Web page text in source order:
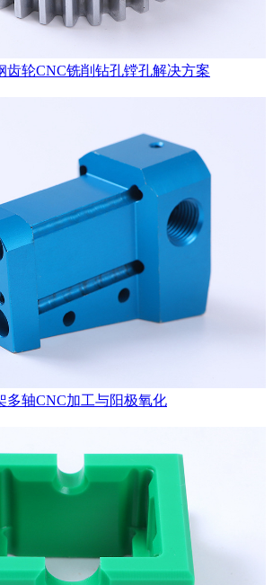
齿轮CNC铣削钻孔镗孔解决方案
多轴CNC加工与阳极氧化